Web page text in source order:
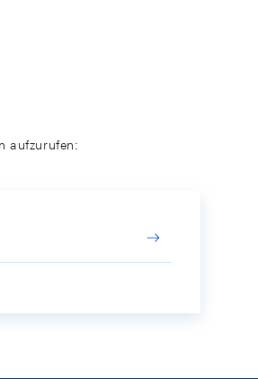
aufzurufen: